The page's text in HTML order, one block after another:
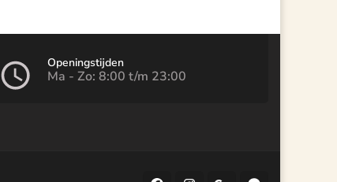
Openingstijden
Ma - Zo: 8:00 t/m 23:00